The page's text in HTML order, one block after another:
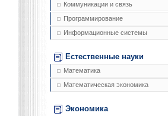
Коммуникации и связь
Программирование
Информационные системы
Естественные науки
Математика
Математическая экономика
Экономика